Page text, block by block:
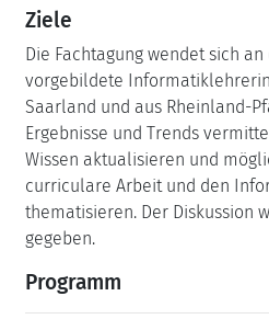
Ziele
Die Fachtagung wendet sich
vorgebildete
Saarland und aus Rheinland-
Ergebnisse und Trends
Wissen aktualisieren und
curriculare Arbeit und den
thematisieren. Der Diskussion
gegeben.
Programm